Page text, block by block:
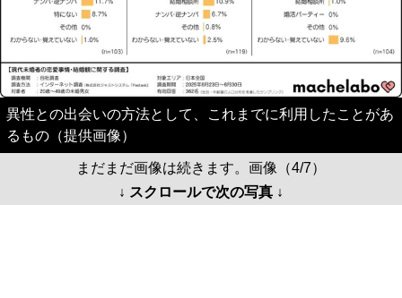
異性との出会いの方法として、これまでに利用したことがあ
るもの（提供画像）
まだまだ画像は続きます。画像（4/7）
↓ スクロールで次の写真 ↓